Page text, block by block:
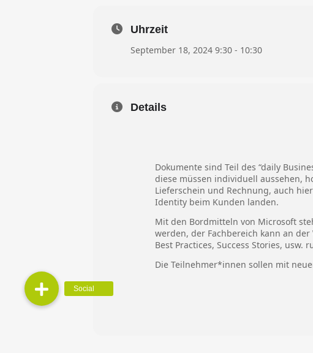
Uhrzeit
September 18, 2024 9:30 - 10:30
Details
Dokumente sind Teil des “daily
diese müssen individuell aussehen,
Lieferschein und Rechnung, auch
Identity beim Kunden landen.
Mit den Bordmitteln von Microsoft
werden, der Fachbereich kann an
Best Practices, Success Stories,
Die Teilnehmer*innen sollen mit